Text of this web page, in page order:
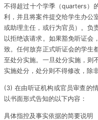
不得超过十个学季（quarters）
利，并且将案件提交给学生办公
或助理主任，或行为官员）。负
以拒绝该请求。如果豁免听证会
致。任何放弃正式听证会的学生
至处分实施。一旦处分实施，则
实施处分，处分则不得修改，除
(3) 在由听证机构或官员审查的
以书面形式告知的以下内容：
具体指控及事实依据的简要说明